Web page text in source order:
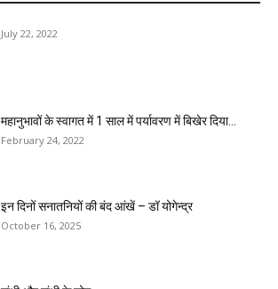
July 22, 2022
महानुभावों के स्वागत में 1 साल में पर्यावरण में बिखेर दिया...
February 24, 2022
इन दिनों सनातनियों की बंद आंखें – डॉ योगेन्द्र
October 16, 2025